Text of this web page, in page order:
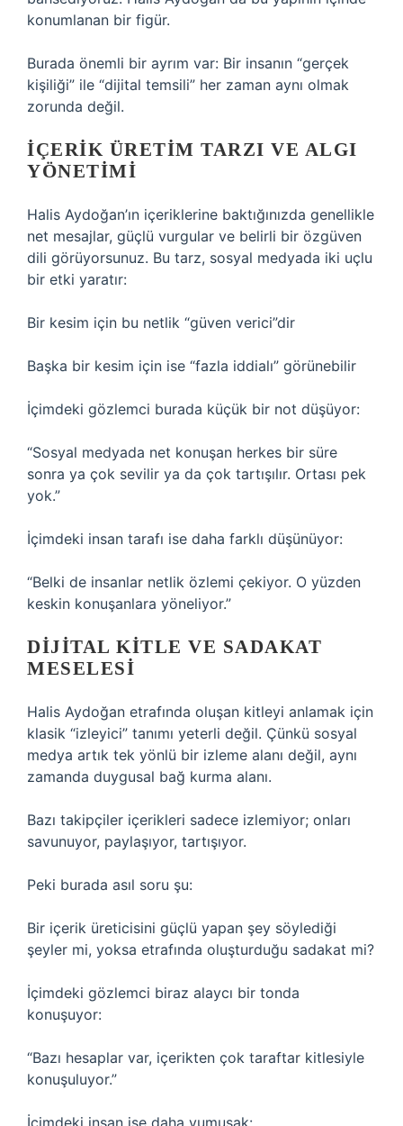
konumlanan bir figür.
Burada önemli bir ayrım var: Bir insanın “gerçek
kişiliği” ile “dijital temsili” her zaman aynı olmak
zorunda değil.
İÇERIK ÜRETIM TARZI VE ALGI
YÖNETIMI
Halis Aydoğan’ın içeriklerine baktığınızda genellikle
net mesajlar, güçlü vurgular ve belirli bir özgüven
dili görüyorsunuz. Bu tarz, sosyal medyada iki uçlu
bir etki yaratır:
Bir kesim için bu netlik “güven verici”dir
Başka bir kesim için ise “fazla iddialı” görünebilir
İçimdeki gözlemci burada küçük bir not düşüyor:
“Sosyal medyada net konuşan herkes bir süre
sonra ya çok sevilir ya da çok tartışılır. Ortası pek
yok.”
İçimdeki insan tarafı ise daha farklı düşünüyor:
“Belki de insanlar netlik özlemi çekiyor. O yüzden
keskin konuşanlara yöneliyor.”
DIJITAL KITLE VE SADAKAT
MESELESI
Halis Aydoğan etrafında oluşan kitleyi anlamak için
klasik “izleyici” tanımı yeterli değil. Çünkü sosyal
medya artık tek yönlü bir izleme alanı değil, aynı
zamanda duygusal bağ kurma alanı.
Bazı takipçiler içerikleri sadece izlemiyor; onları
savunuyor, paylaşıyor, tartışıyor.
Peki burada asıl soru şu:
Bir içerik üreticisini güçlü yapan şey söylediği
şeyler mi, yoksa etrafında oluşturduğu sadakat mi?
İçimdeki gözlemci biraz alaycı bir tonda
konuşuyor:
“Bazı hesaplar var, içerikten çok taraftar kitlesiyle
konuşuluyor.”
İçimdeki insan ise daha yumuşak: